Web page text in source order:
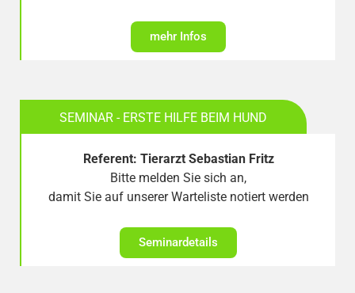
mehr Infos
SEMINAR - ERSTE HILFE BEIM HUND
Referent: Tierarzt Sebastian Fritz
Bitte melden Sie sich an,
damit Sie auf unserer Warteliste notiert werden
Seminardetails